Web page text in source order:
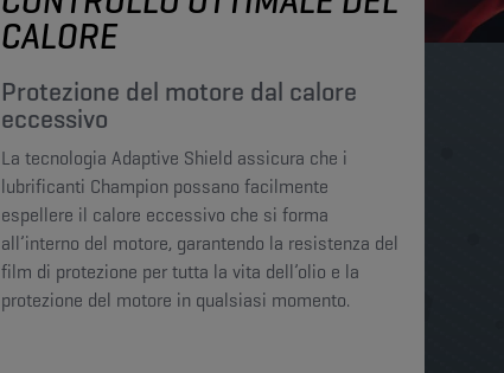
CALORE
Protezione del motore dal calore
eccessivo​​​
La tecnologia Adaptive Shield assicura che i
lubrificanti Champion possano facilmente
espellere il calore eccessivo che si forma
all’interno del motore, garantendo la resistenza del
film di protezione per tutta la vita dell’olio e la
protezione del motore in qualsiasi momento.